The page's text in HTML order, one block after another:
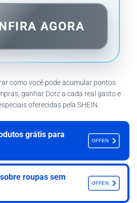
AGORA
como você pode acumular pontos
ganhar Dotz a cada real gasto e
oferecidas pela SHEIN.
grátis para
OFFEN
roupas sem
OFFEN